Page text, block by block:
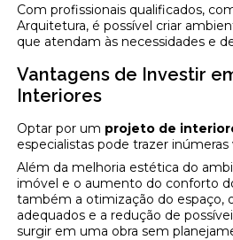
Com profissionais qualificados,
Arquitetura, é possível criar
que atendam às necessidades e
Vantagens de Investir
Interiores
Optar por um projeto de
especialistas pode trazer inúmeras
Além da melhoria estética do
imóvel e o aumento do conforto
também a otimização do espaço,
adequados e a redução de
surgir em uma obra sem